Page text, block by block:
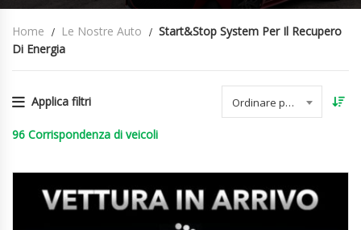
Home Le Nostre Auto
Start&stop System Per Il Recupero
Di Energia
Applica filtri Ordinare per data
96 Corrispondenza di veicoli